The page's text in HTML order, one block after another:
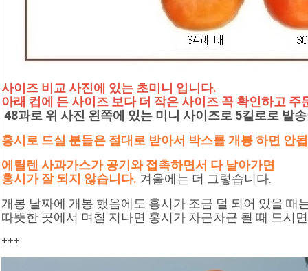
사이즈 비교 사진에 있는 초미니 입니다.
아래 컵에 든 사이즈 보다 더 작은 사이즈 꼭 확인하고 주
48과로 위 사진 왼쪽에 있는 미니 사이즈로 5킬로로 발
홍시로 드실 분들은 절대로 받아서 박스를 개봉 하면 안
에틸렌 사과가스가 공기와 접촉하면서 다 날아가면
홍시가 잘 되지 않습니다. 겨울에는 더 그렇습니다.
개봉 날짜에 개봉 했음에도 홍시가 조금 덜 되어 있을 때
따뜻한 곳에서 며칠 지나면 홍시가 차근차근 될 때 드시
+++